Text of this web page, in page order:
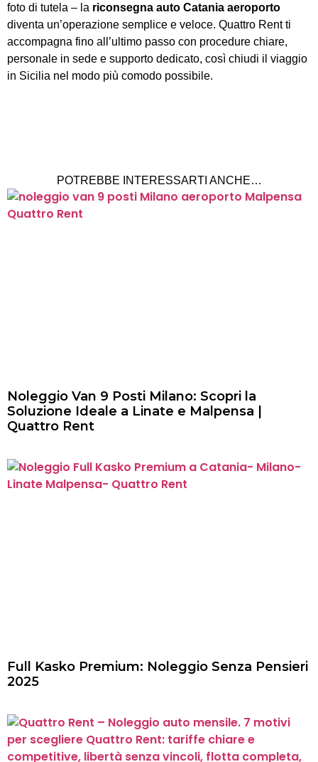
foto di tutela – la riconsegna auto Catania aeroporto
diventa un’operazione semplice e veloce. Quattro Rent ti
accompagna fino all’ultimo passo con procedure chiare,
personale in sede e supporto dedicato, così chiudi il viaggio
in Sicilia nel modo più comodo possibile.
POTREBBE INTERESSARTI ANCHE…
Noleggio Van 9 Posti Milano: Scopri la
Soluzione Ideale a Linate e Malpensa |
Quattro Rent
Full Kasko Premium: Noleggio Senza Pensieri
2025